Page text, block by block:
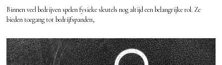
Binnen veel bedrijven spelen fysieke sleutels nog altijd een belangrijke rol. Ze
bieden toegang tot bedrijfspanden,